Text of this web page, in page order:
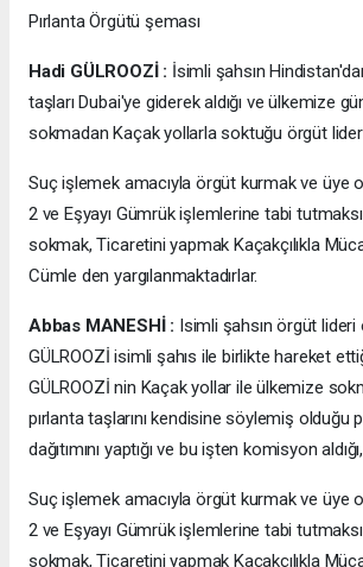
Pırlanta Örgütü şeması
Hadi GÜLROOZİ : İsimli şahsın
taşları Dubai'ye giderek aldığı ve ülkemize
sokmadan Kaçak yollarla soktuğu örgüt
Suç işlemek amacıyla örgüt kurmak ve üye
2 ve Eşyayı Gümrük işlemlerine tabi
sokmak, Ticaretini yapmak Kaçakçılıkla
Cümle den yargılanmaktadırlar.
Abbas MANESHİ : Isimli şahsın örgüt lideri
GÜLROOZİ isimli şahıs ile birlikte hareket
GÜLROOZİ nin Kaçak yollar ile ülkemize
pırlanta taşlarını kendisine söylemiş olduğu
dağıtımını yaptığı ve bu işten komisyon aldığı,
Suç işlemek amacıyla örgüt kurmak ve üye
2 ve Eşyayı Gümrük işlemlerine tabi
sokmak, Ticaretini yapmak Kaçakçılıkla